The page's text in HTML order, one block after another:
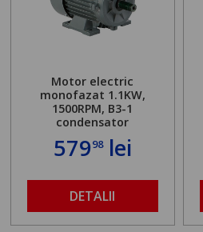
Motor electric
monofazat 1.1KW,
1500RPM, B3-1
condensator
57998lei
DETALII